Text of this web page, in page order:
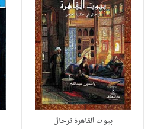
بيوت القاهرة ترحال